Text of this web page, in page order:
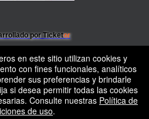
por Ticketor
y taquilla para recintos, teatros y
estadiosde uso
en este sitio utilizan cookies y
con fines funcionales, analíticos
sus preferencias y brindarle
si desea permitir todas las cookies
Consulte nuestras Política de
de uso.